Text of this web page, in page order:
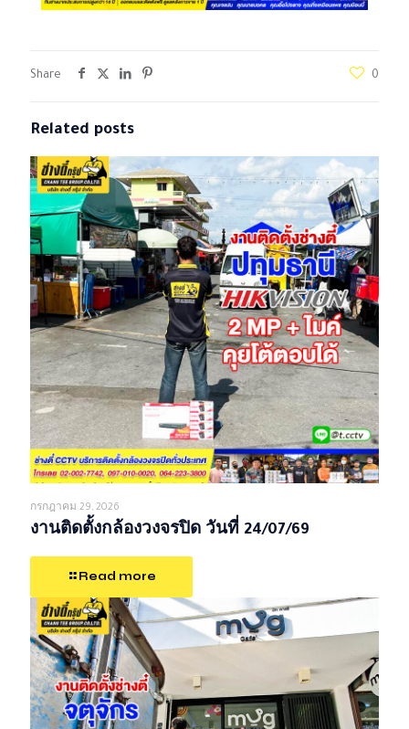
Share 0
Related posts
กรกฎาคม 29, 2026
งานติดตั้งกล้องวงจรปิด วันที่ 24/07/69
Read more